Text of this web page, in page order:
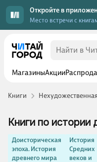
Откройте в
Место встречи с
МагазиныАкции
Книги
Книги по истории
Доисторическая
эпоха. История
древнего мира
История
Средних
веков и